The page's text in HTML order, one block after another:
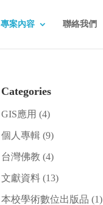
專案內容 聯絡我們
Categories
GIS應用 (4)
個人專輯 (9)
台灣佛教 (4)
文獻資料 (13)
本校學術數位出版品 (1)